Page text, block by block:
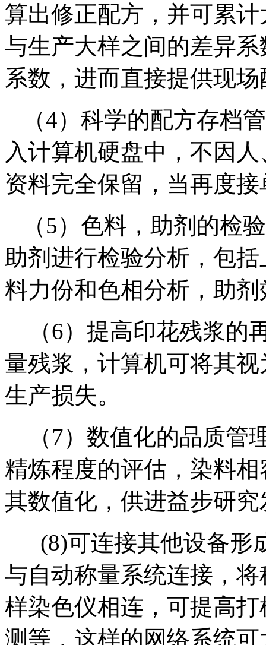
算出修正配方，并可累
与生产大样之间的差异
系数，进而直接提供现
（4）科学的配方存档
入计算机硬盘中，不因
资料完全保留，当再度
（5）色料，助剂的检
助剂进行检验分析，包
料力份和色相分析，助
（6）提高印花残浆的
量残浆，计算机可将其
生产损失。
（7）数值化的品质管
精炼程度的评估，染料
其数值化，供进益步研
(8)可连接其他设备形
与自动称量系统连接，
样染色仪相连，可提高
测等，这样的网络系统